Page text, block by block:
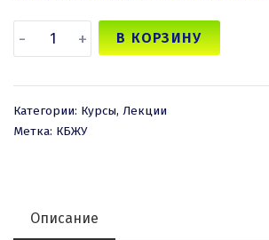
товара
КБЖУ
- + В КОРЗИНУ
Категории: Курсы, Лекции
Метка: КБЖУ
Описание